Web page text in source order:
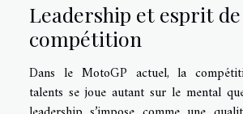
Leadership et esprit de
compétition
Dans le MotoGP actuel, la
talents se joue autant sur le mental